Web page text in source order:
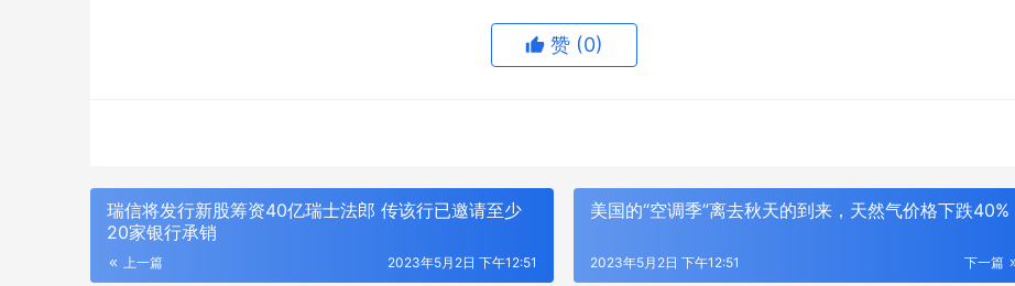
赞 (0)
瑞信将发行新股筹资40亿瑞士法郎 传该行已邀请至少
20家银行承销
上一篇 2023年5月2日 下午12:51
美国的“空调季”离去秋天的到来，天然气价格下跌40%
下一篇
2023年5月2日 下午12:51